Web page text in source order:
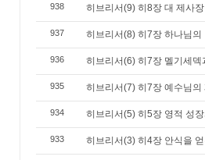
938 히브리서(9) 히8장 대 제사
937 히브리서(8) 히7장 하나님의
936 히브리서(6) 히7장 멜기세
935 히브리서(7) 히7장 예수님의
934 히브리서(5) 히5장 영적 성
933 히브리서(3) 히4장 안식을